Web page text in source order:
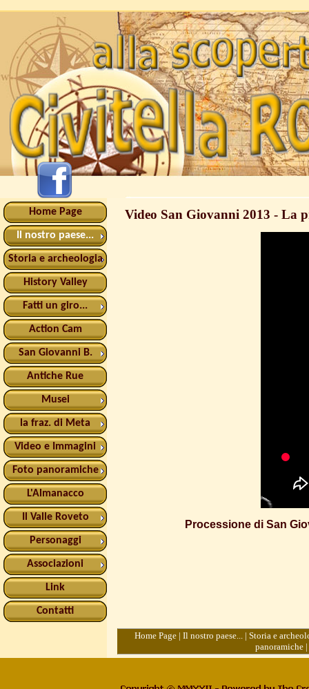
Home Page
Il nostro paese...
Storia e archeologia
History Valley
Fatti un giro...
Action Cam
San Giovanni B.
Antiche Rue
Musei
la fraz. di Meta
Video e Immagini
Foto panoramiche
L'Almanacco
Il Valle Roveto
Personaggi
Associazioni
Link
Contatti
Video San Giovanni 2013 - La
Processione di San
Home Page | Il nostro paese... | Storia e
panoramiche|